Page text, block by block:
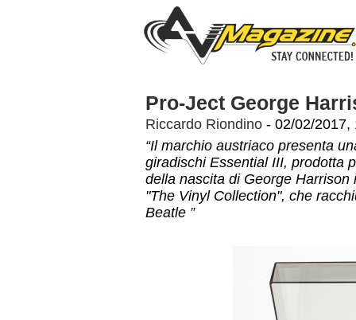
Pro-Ject George
Riccardo Riondino - 02/02/2017,
“Il marchio austriaco presenta
giradischi Essential III, prodotta
della nascita di George
"The Vinyl Collection", che
Beatle ”